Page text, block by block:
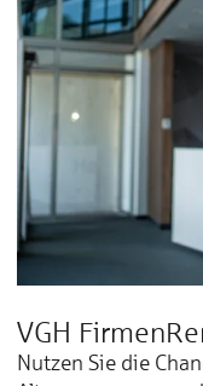
VGH
Nutzen Sie die